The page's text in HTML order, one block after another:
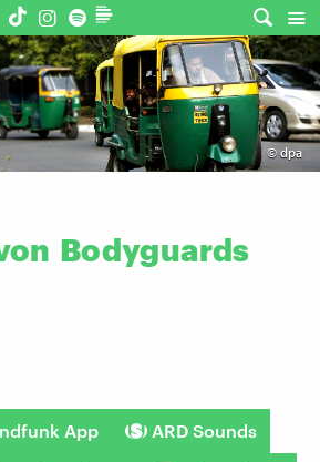
© dpa
Bodyguards
App ARD Sounds